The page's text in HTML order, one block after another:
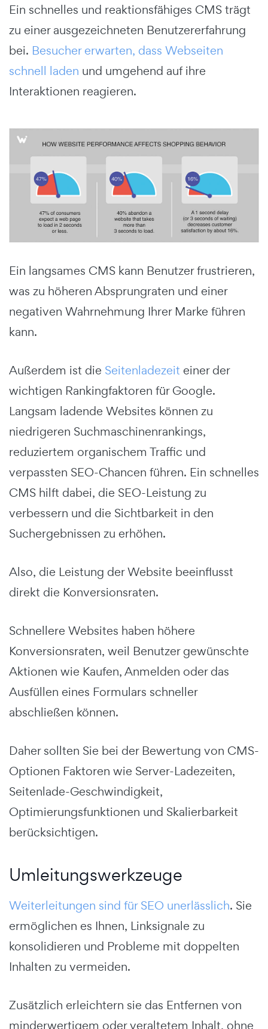
Ein schnelles und reaktionsfähiges CMS trägt
zu einer ausgezeichneten Benutzererfahrung
bei. Besucher erwarten, dass Webseiten
schnell laden und umgehend auf ihre
Interaktionen reagieren.
Ein langsames CMS kann Benutzer frustrieren,
was zu höheren Absprungraten und einer
negativen Wahrnehmung Ihrer Marke führen
kann.
Außerdem ist die Seitenladezeit einer der
wichtigen Rankingfaktoren für Google.
Langsam ladende Websites können zu
niedrigeren Suchmaschinenrankings,
reduziertem organischem Traffic und
verpassten SEO-Chancen führen. Ein schnelles
CMS hilft dabei, die SEO-Leistung zu
verbessern und die Sichtbarkeit in den
Suchergebnissen zu erhöhen.
Also, die Leistung der Website beeinflusst
direkt die Konversionsraten.
Schnellere Websites haben höhere
Konversionsraten, weil Benutzer gewünschte
Aktionen wie Kaufen, Anmelden oder das
Ausfüllen eines Formulars schneller
abschließen können.
Daher sollten Sie bei der Bewertung von CMS-
Optionen Faktoren wie Server-Ladezeiten,
Seitenlade-Geschwindigkeit,
Optimierungsfunktionen und Skalierbarkeit
berücksichtigen.
Umleitungswerkzeuge
Weiterleitungen sind für SEO unerlässlich. Sie
ermöglichen es Ihnen, Linksignale zu
konsolidieren und Probleme mit doppelten
Inhalten zu vermeiden.
Zusätzlich erleichtern sie das Entfernen von
minderwertigem oder veraltetem Inhalt, ohne